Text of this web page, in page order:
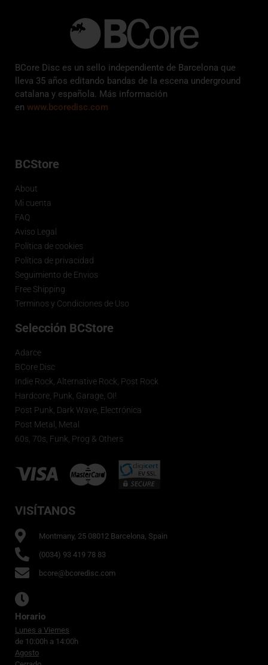
BCore Disc es un sello independiente de Barcelona que
lleva 35 años editando bandas de la escena underground
catalana y española. Más información
en www.bcoredisc.com
BCStore
About
Mi cuenta
FAQ
Aviso Legal
Política de cookies
Política de privacidad
Seguimiento de Envios
Free Shipping
Terminos y Condiciones de Uso
Selección BCStore
Adarce
BCore Disc
Indie Rock, Alternative Rock, Post Rock
Hardcore, Punk, Garage, OI!
Post Punk, Dark Wave, Electrónica
Post Metal, Metal
60s, 70s, Funk, Prog & Others
VISÍTANOS
Montmany, 25 08012 Barcelona, Spain
(0034) 93 419 78 83
bcore@bcoredisc.com
Horario
Lunes a Viernes
de 10:00h a 14:00h
Agosto